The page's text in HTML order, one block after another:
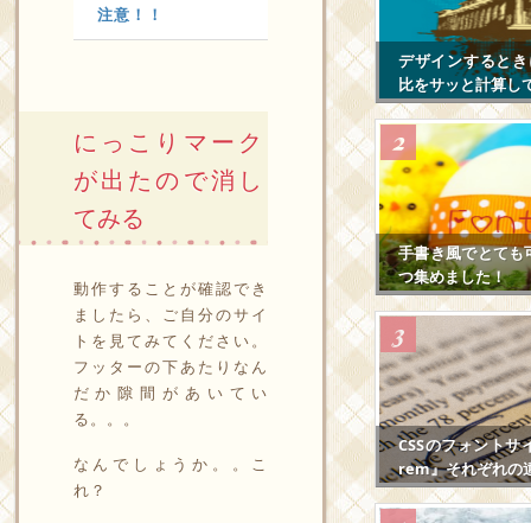
注意！！
にっこりマーク
が出たので消し
てみる
動作することが確認でき
ましたら、ご自分のサイ
トを見てみてください。
フッターの下あたりなん
だか隙間があいてい
る。。。
なんでしょうか。。こ
れ？
デザインすると
比をサッと計算し
手書き風でとても
つ集めました！
CSSのフォント
rem』それぞれの